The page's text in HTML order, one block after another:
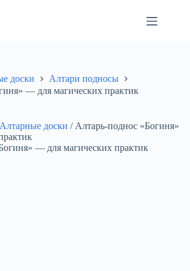
доски
Алтари подносы
— для магических практик
Алтарные доски / Алтарь-поднос «Богиня»